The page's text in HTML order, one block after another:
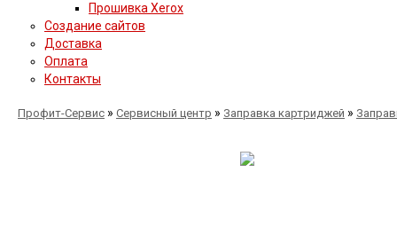
Прошивка Xerox
Создание сайтов
Доставка
Оплата
Контакты
Профит-Сервис » Сервисный центр » Заправка картриджей »